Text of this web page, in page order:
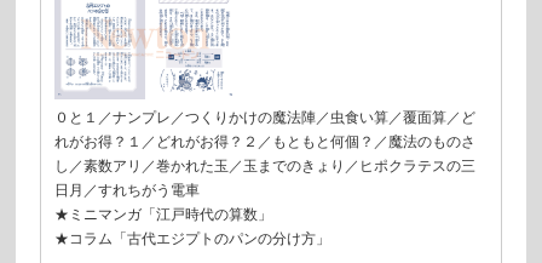
０と１／ナンプレ／つくりかけの魔法陣／虫食い算／覆面算／ど
れがお得？１／どれがお得？２／もともと何個？／魔法のものさ
し／素数アリ／巻かれた玉／玉までのきょり／ヒポクラテスの三
日月／すれちがう電車
★ミニマンガ「江戸時代の算数」
★コラム「古代エジプトのパンの分け方」